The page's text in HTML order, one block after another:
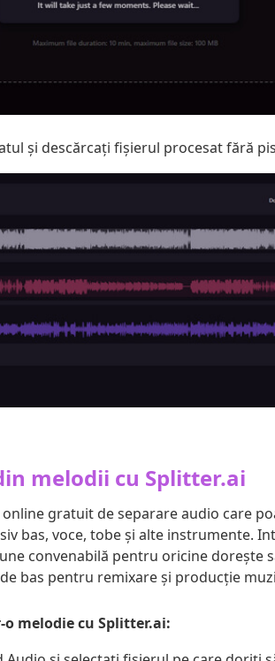
și descărcați fișierul procesat fără
melodii cu Splitter.ai
gratuit de separare audio care
bas, voce, tobe și alte instrumente.
convenabilă pentru oricine dorește
bas pentru remixare și producție
melodie cu Splitter.ai: